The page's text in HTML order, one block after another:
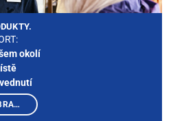
okolí
VYBRAT PRODEJNU A ZOBRAZIT PRODUKTY